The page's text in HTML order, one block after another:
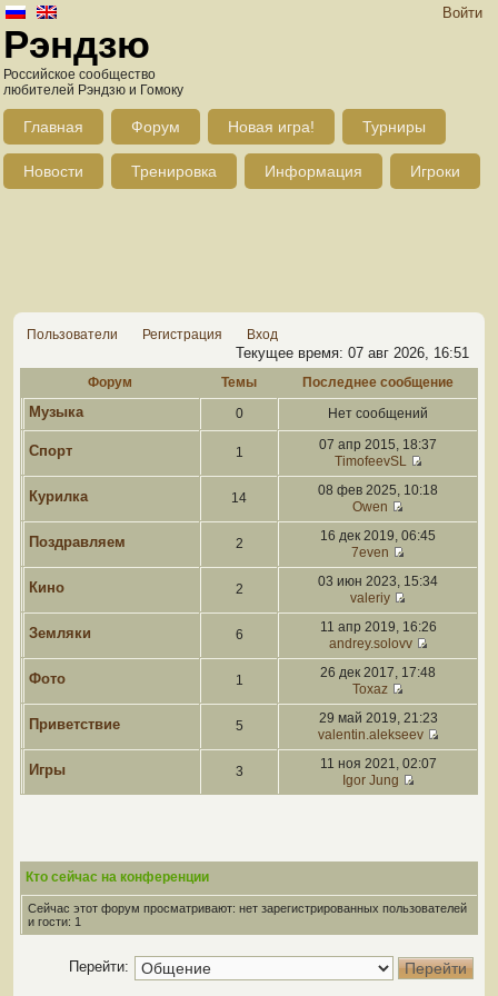
Войти
Рэндзю
Российское сообщество
любителей Рэндзю и Гомоку
Главная Форум Новая игра! Турниры
Новости Тренировка Информация Игроки
Пользователи Регистрация Вход
Текущее время: 07 авг 2026, 16:51
Форум Темы Последнее сообщение
Музыка 0 Нет сообщений
Спорт 1
07 апр 2015, 18:37
TimofeevSL
Курилка 14
08 фев 2025, 10:18
Owen
Поздравляем 2
16 дек 2019, 06:45
7even
Кино 2
03 июн 2023, 15:34
valeriy
Земляки 6
11 апр 2019, 16:26
andrey.solovv
Фото 1
26 дек 2017, 17:48
Toxaz
Приветствие 5
29 май 2019, 21:23
valentin.alekseev
Игры 3
11 ноя 2021, 02:07
Igor Jung
Кто сейчас на конференции
Сейчас этот форум просматривают: нет зарегистрированных пользователей
и гости: 1
Перейти: